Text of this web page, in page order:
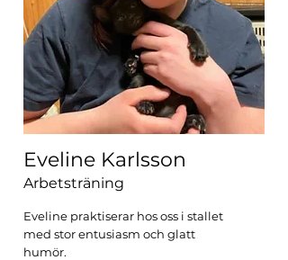
Eveline Karlsson
Arbetsträning
Eveline praktiserar hos oss i stallet
med stor entusiasm och glatt
humör.